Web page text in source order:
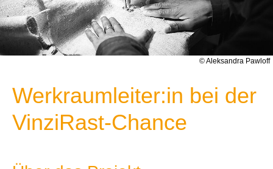
© Aleksandra Pawloff
Werkraumleiter:in bei der
VinziRast-Chance